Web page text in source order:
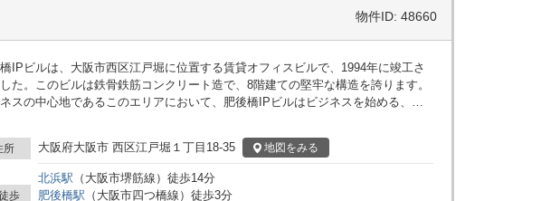
物件ID: 48660
IPビルは、大阪市西区江戸堀に位置する賃貸オフィスビルで、1994年に竣工さ
た。このビルは鉄骨鉄筋コンクリート造で、8階建ての堅牢な構造を誇ります。
スの中心地であるこのエリアにおいて、肥後橋IPビルはビジネスを始める、あ
を誇る基準階です。フロアプランは家具の配置に柔軟性を与え、企業のニーズ
じた様々なレイアウトが可能です。上階には大きな窓が配置されており、自然光
く取り入れることができるため、明るく開放感のあるオフィス環境を提供しま
た、ビル内には24時間利用可能な設備が整っているため、柔軟な働き方を可能
所 大阪府大阪市 西区江戸堀１丁目18-35 地図 をみる
歩
北浜駅 （ 大阪市堺筋線 ） 徒歩14分
肥後橋駅 （ 大阪市四つ橋線 ） 徒歩3分